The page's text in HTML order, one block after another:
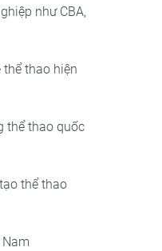
như CBA,
thao hiện
thể thao quốc
thể thao